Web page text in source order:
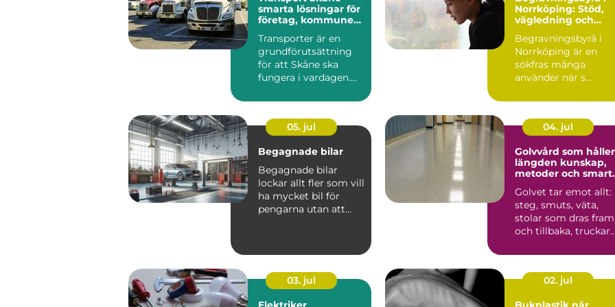
smarta lösningar för
företag, kommuner
Transporter är en
grundförutsättning
för att Skåne ska
fungera i vardagen....
Norrköping: Stöd,
vägledning och
Begravningsbyrå i
Norrköping är en
sökfras många
använder när s...
05. jul
Begagnade bilar
Begagnade bilar
lockar allt fler som vill
ha mycket bil för
pengarna utan att
04. jul
Golvvård som
längden kunskap,
metoder och
Golvet tar emot allt:
steg, smuts, väta,
stolar som dras fram
och tillbaka, truckar
03. jul
02. jul